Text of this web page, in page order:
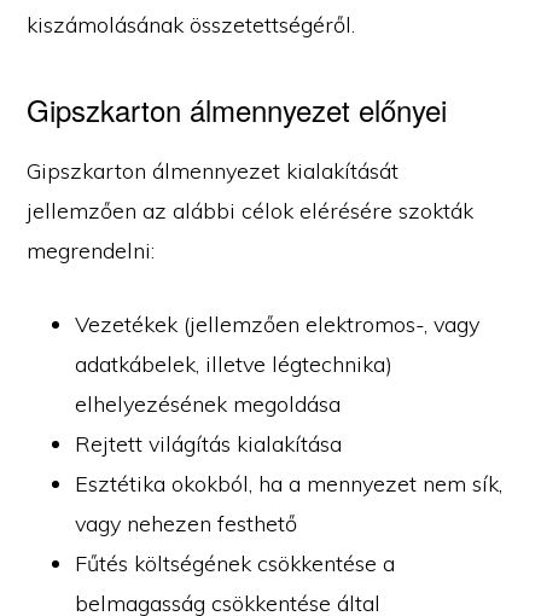
kiszámolásának összetettségéről.
Gipszkarton álmennyezet előnyei
Gipszkarton álmennyezet kialakítását
jellemzően az alábbi célok elérésére szokták
megrendelni:
Vezetékek (jellemzően elektromos-, vagy
adatkábelek, illetve légtechnika)
elhelyezésének megoldása
Rejtett világítás kialakítása
Esztétika okokból, ha a mennyezet nem sík,
vagy nehezen festhető
Fűtés költségének csökkentése a
belmagasság csökkentése által